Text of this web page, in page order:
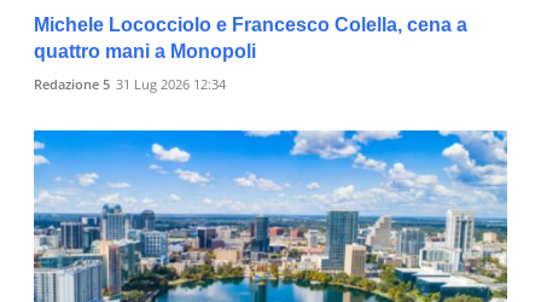
Michele Lococciolo e Francesco Colella, cena a
quattro mani a Monopoli
Redazione 5 31 Lug 2026 12:34